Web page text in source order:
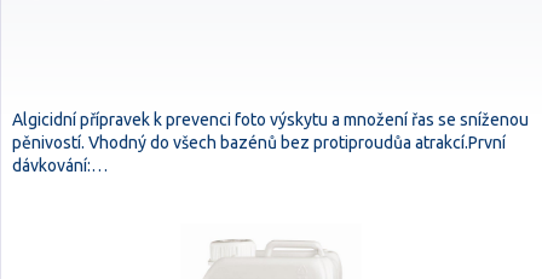
Algicidní přípravek k prevenci foto výskytu a množení řas se sníženou
pěnivostí. Vhodný do všech bazénů bez protiproudůa atrakcí.První
dávkování:…